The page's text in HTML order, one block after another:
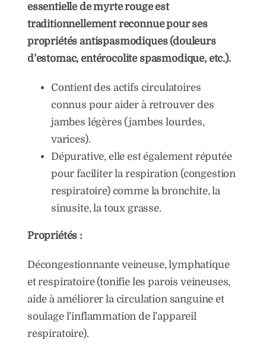
essentielle de myrte rouge est
traditionnellement reconnue pour ses
propriétés antispasmodiques (douleurs
d’estomac, entérocolite spasmodique, etc.).
Contient des actifs circulatoires
connus pour aider à retrouver des
jambes légères (jambes lourdes,
varices).
Dépurative, elle est également réputée
pour faciliter la respiration (congestion
respiratoire) comme la bronchite, la
sinusite, la toux grasse.
Propriétés :
Décongestionnante veineuse, lymphatique
et respiratoire (tonifie les parois veineuses,
aide à améliorer la circulation sanguine et
soulage l’inflammation de l’appareil
respiratoire).